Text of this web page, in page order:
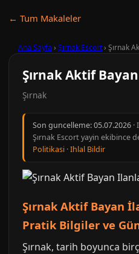
← Tum Makaleler
Ana Sayfa › Şırnak Escort› Şırnak
Şırnak Aktif
Şırnak
Son guncelleme:05.07.2026
Şırnak Escort yayin ekibince
Politikasi ·Ihlal Bildir
Şırnak Aktif Bayan
Pratik Bilgiler ve
Şırnak, tarih boyunca